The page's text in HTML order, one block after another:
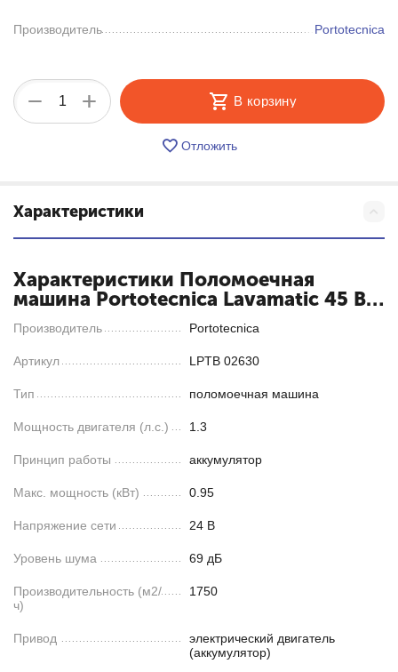
Производитель Portotecnica
+
− В корзину
Отложить
Характеристики
Характеристики Поломоечная
машина Portotecnica Lavamatic 45 B
50
Производитель Portotecnica
Артикул LPTB 02630
Тип поломоечная машина
Мощность двигателя (л.с.) 1.3
Принцип работы аккумулятор
Макс. мощность (кВт) 0.95
Напряжение сети 24 В
Уровень шума 69 дБ
Производительность (м2/
ч)
1750
Привод
электрический двигатель
(аккумулятор)